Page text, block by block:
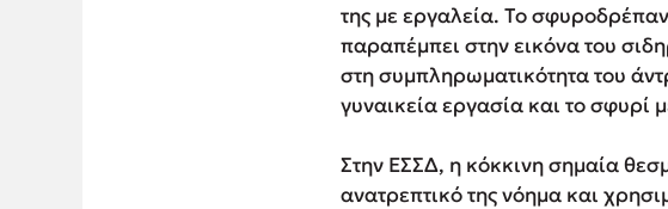
της με εργαλεία. Το
παραπέμπει στην εικόνα του
στη συμπληρωματικότητα του
γυναικεία εργασία και το σφυρί
Στην ΕΣΣΔ, η κόκκινη σημαία
ανατρεπτικό της νόημα και